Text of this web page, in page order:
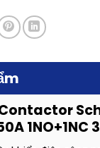
1NO+1NC